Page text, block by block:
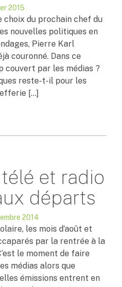
2015
choix du prochain chef du
nouvelles politiques en
Pierre Karl
couronné. Dans ce
couvert par les médias ?
reste-t-il pour les
[…]
et radio
départs
2014
les mois d’août et
par la rentrée à la
le moment de faire
médias alors que
émissions entrent en